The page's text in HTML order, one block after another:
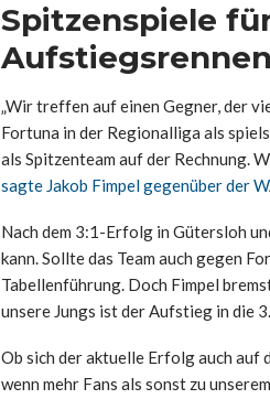
Spitzenspiele
Aufstiegsrennen
„Wir treffen auf einen Gegner, der
Fortuna in der Regionalliga als
als Spitzenteam auf der Rechnung.
sagte Jakob Fimpel gegenüber der
Nach dem 3:1-Erfolg in Gütersloh
kann. Sollte das Team auch gegen
Tabellenführung. Doch Fimpel
unsere Jungs ist der Aufstieg in die
Ob sich der aktuelle Erfolg auch auf
wenn mehr Fans als sonst zu